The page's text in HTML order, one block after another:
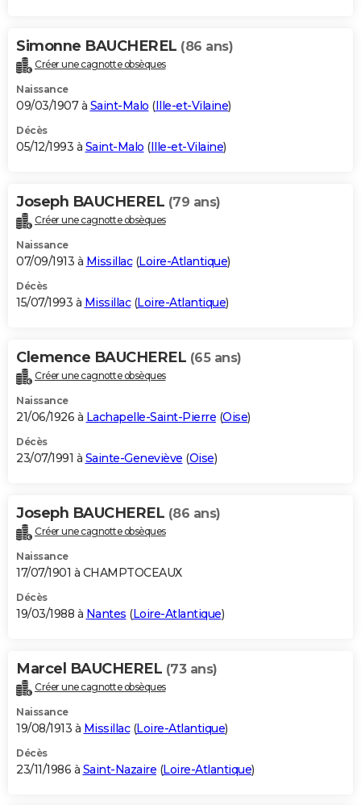
Simonne BAUCHEREL (86 ans)
Créer une cagnotte obsèques
Naissance
09/03/1907 à Saint-Malo (Ille-et-Vilaine)
Décès
05/12/1993 à Saint-Malo (Ille-et-Vilaine)
Joseph BAUCHEREL (79 ans)
Créer une cagnotte obsèques
Naissance
07/09/1913 à Missillac(Loire-Atlantique)
Décès
15/07/1993 à Missillac(Loire-Atlantique)
Clemence BAUCHEREL (65 ans)
Créer une cagnotte obsèques
Naissance
21/06/1926 à Lachapelle-Saint-Pierre (Oise)
Décès
23/07/1991 à Sainte-Geneviève (Oise)
Joseph BAUCHEREL (86 ans)
Créer une cagnotte obsèques
Naissance
17/07/1901 à CHAMPTOCEAUX
Décès
19/03/1988 à Nantes (Loire-Atlantique)
Marcel BAUCHEREL (73 ans)
Créer une cagnotte obsèques
Naissance
19/08/1913 à Missillac(Loire-Atlantique)
Décès
23/11/1986 à Saint-Nazaire (Loire-Atlantique)